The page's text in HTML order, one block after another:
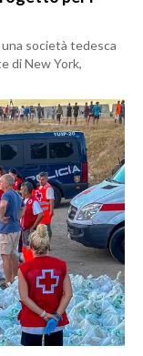
società tedesca
di New York,